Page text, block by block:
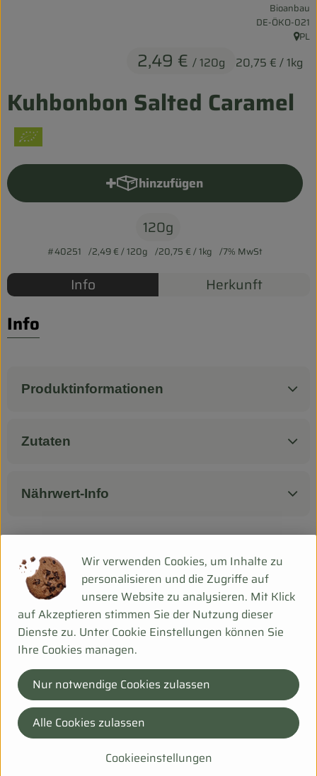
Backwaren
Vorratskammer
Kosmetik
Biohof erleben
Biokorb so geht`s
Firmenkunden
Kuhbonbon Salted Caramel
2,49 € / 120g 20,75 € / 1kg
Bioanbau
, Kontrollstelle:
DE-ÖKO-021
,PL
hinzufügen
Produkt zum Warenkorb
120g
#40251 2,49 €/ 120g 20,75 €/ 1kg 7% MwSt
Info Herkunft
Info
Produktinformationen
Zutaten
Nährwert-Info
Herkunft
Hersteller: SKU
PL
Kuhbonbon
Wir verwenden Cookies, um Inhalte zu
personalisieren und die Zugriffe auf
unsere Website zu analysieren. Mit Klick
auf Akzeptieren stimmen Sie der Nutzung dieser
Dienste zu. Unter Cookie Einstellungen können Sie
Ihre Cookies managen.
Cookieeinstellungen
Nur notwendige Cookies zulassen
Alle Cookies zulassen